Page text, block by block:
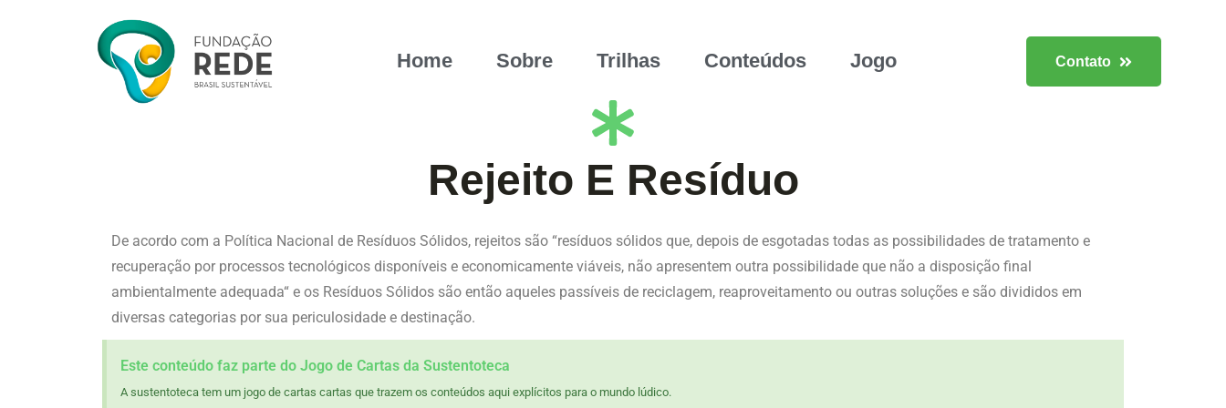
Home Sobre Trilhas Conteúdos Jogo Contato
Rejeito E Resíduo
De acordo com a Política Nacional de Resíduos Sólidos, rejeitos são “resíduos sólidos que, depois de esgotadas todas as possibilidades de tratamento e
recuperação por processos tecnológicos disponíveis e economicamente viáveis, não apresentem outra possibilidade que não a disposição final
ambientalmente adequada“ e os Resíduos Sólidos são então aqueles passíveis de reciclagem, reaproveitamento ou outras soluções e são divididos em
diversas categorias por sua periculosidade e destinação.
Este conteúdo faz parte do Jogo de Cartas da Sustentoteca
A sustentoteca tem um jogo de cartas cartas que trazem os conteúdos aqui explícitos para o mundo lúdico.